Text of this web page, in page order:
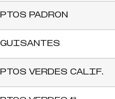
PTOS PADRON
GUISANTES
PTOS VERDES CALIF.